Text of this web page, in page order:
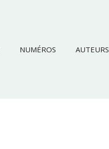
NUMÉROS AUTEURS